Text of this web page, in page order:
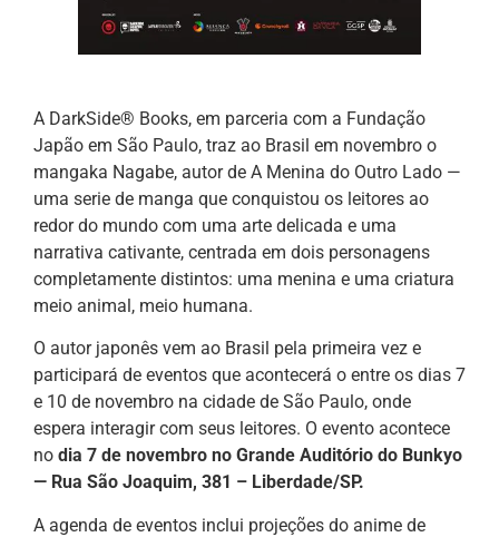
A DarkSide® Books, em parceria com a Fundação
Japão em São Paulo, traz ao Brasil em novembro o
mangaka Nagabe, autor de A Menina do Outro Lado —
uma serie de manga que conquistou os leitores ao
redor do mundo com uma arte delicada e uma
narrativa cativante, centrada em dois personagens
completamente distintos: uma menina e uma criatura
meio animal, meio humana.
O autor japonês vem ao Brasil pela primeira vez e
participará de eventos que acontecerá o entre os dias 7
e 10 de novembro na cidade de São Paulo, onde
espera interagir com seus leitores. O evento acontece
no dia 7 de novembro no Grande Auditório do Bunkyo
— Rua São Joaquim, 381 – Liberdade/SP.
A agenda de eventos inclui projeções do anime de